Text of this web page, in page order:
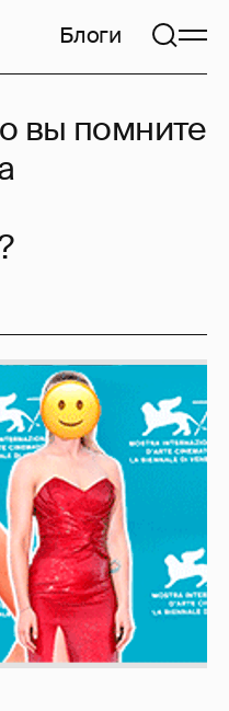
Блоги
вы помните